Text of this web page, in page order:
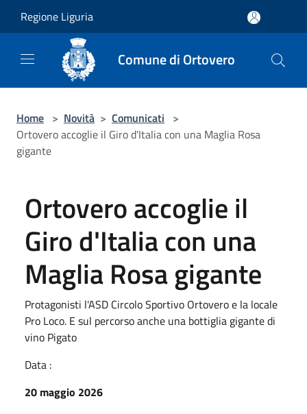
Regione Liguria
Comune di Ortovero
Home > Novità > Comunicati >
Ortovero accoglie il Giro d'Italia con una Maglia Rosa
gigante
Ortovero accoglie il
Giro d'Italia con una
Maglia Rosa gigante
Protagonisti l'ASD Circolo Sportivo Ortovero e la locale
Pro Loco. E sul percorso anche una bottiglia gigante di
vino Pigato
Data :
20 maggio 2026